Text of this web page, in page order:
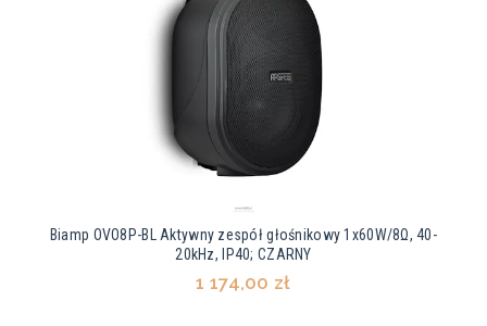
Biamp OVO8P-BL Aktywny zespół głośnikowy 1x60W/8Ω, 40-
20kHz, IP40; CZARNY
1 174,00 zł